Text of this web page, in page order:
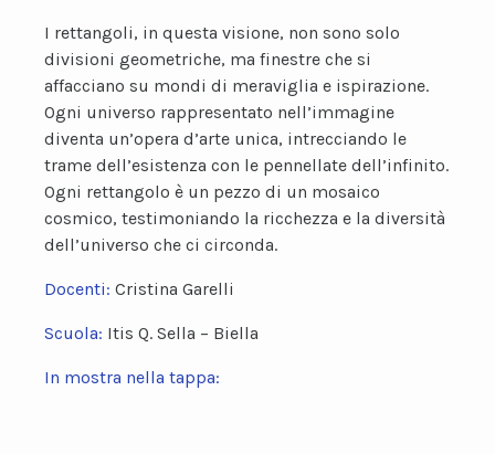
I rettangoli, in questa visione, non sono solo
divisioni geometriche, ma finestre che si
affacciano su mondi di meraviglia e ispirazione.
Ogni universo rappresentato nell’immagine
diventa un’opera d’arte unica, intrecciando le
trame dell’esistenza con le pennellate dell’infinito.
Ogni rettangolo è un pezzo di un mosaico
cosmico, testimoniando la ricchezza e la diversità
dell’universo che ci circonda.
Docenti: Cristina Garelli
Scuola: Itis Q. Sella – Biella
In mostra nella tappa: